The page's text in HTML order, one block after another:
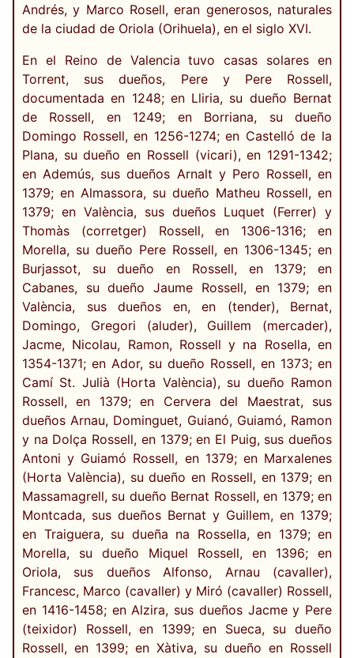
Andrés, y Marco Rosell, eran generosos, naturales
de la ciudad de Oriola (Orihuela), en el siglo XVI.
En el Reino de Valencia tuvo casas solares en
Torrent, sus dueños, Pere y Pere Rossell,
documentada en 1248; en Lliria, su dueño Bernat
de Rossell, en 1249; en Borriana, su dueño
Domingo Rossell, en 1256-1274; en Castelló de la
Plana, su dueño en Rossell (vicari), en 1291-1342;
en Ademús, sus dueños Arnalt y Pero Rossell, en
1379; en Almassora, su dueño Matheu Rossell, en
1379; en València, sus dueños Luquet (Ferrer) y
Thomàs (corretger) Rossell, en 1306-1316; en
Morella, su dueño Pere Rossell, en 1306-1345; en
Burjassot, su dueño en Rossell, en 1379; en
Cabanes, su dueño Jaume Rossell, en 1379; en
València, sus dueños en, en (tender), Bernat,
Domingo, Gregori (aluder), Guillem (mercader),
Jacme, Nicolau, Ramon, Rossell y na Rosella, en
1354-1371; en Ador, su dueño Rossell, en 1373; en
Camí St. Julià (Horta València), su dueño Ramon
Rossell, en 1379; en Cervera del Maestrat, sus
dueños Arnau, Dominguet, Guianó, Guiamó, Ramon
y na Dolça Rossell, en 1379; en El Puig, sus dueños
Antoni y Guiamó Rossell, en 1379; en Marxalenes
(Horta València), su dueño en Rossell, en 1379; en
Massamagrell, su dueño Bernat Rossell, en 1379; en
Montcada, sus dueños Bernat y Guillem, en 1379;
en Traiguera, su dueña na Rossella, en 1379; en
Morella, su dueño Miquel Rossell, en 1396; en
Oriola, sus dueños Alfonso, Arnau (cavaller),
Francesc, Marco (cavaller) y Miró (cavaller) Rossell,
en 1416-1458; en Alzira, sus dueños Jacme y Pere
(teixidor) Rossell, en 1399; en Sueca, su dueño
Rossell, en 1399; en Xàtiva, su dueño en Rossell